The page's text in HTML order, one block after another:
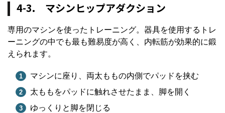
4-3. マシンヒップアダクション
専用のマシンを使ったトレーニング。器具を使用するトレ
ーニングの中でも最も難易度が高く、内転筋が効果的に鍛
えられます。
マシンに座り、両太ももの内側でパッドを挟む
太ももをパッドに触れさせたまま、脚を開く
ゆっくりと脚を閉じる